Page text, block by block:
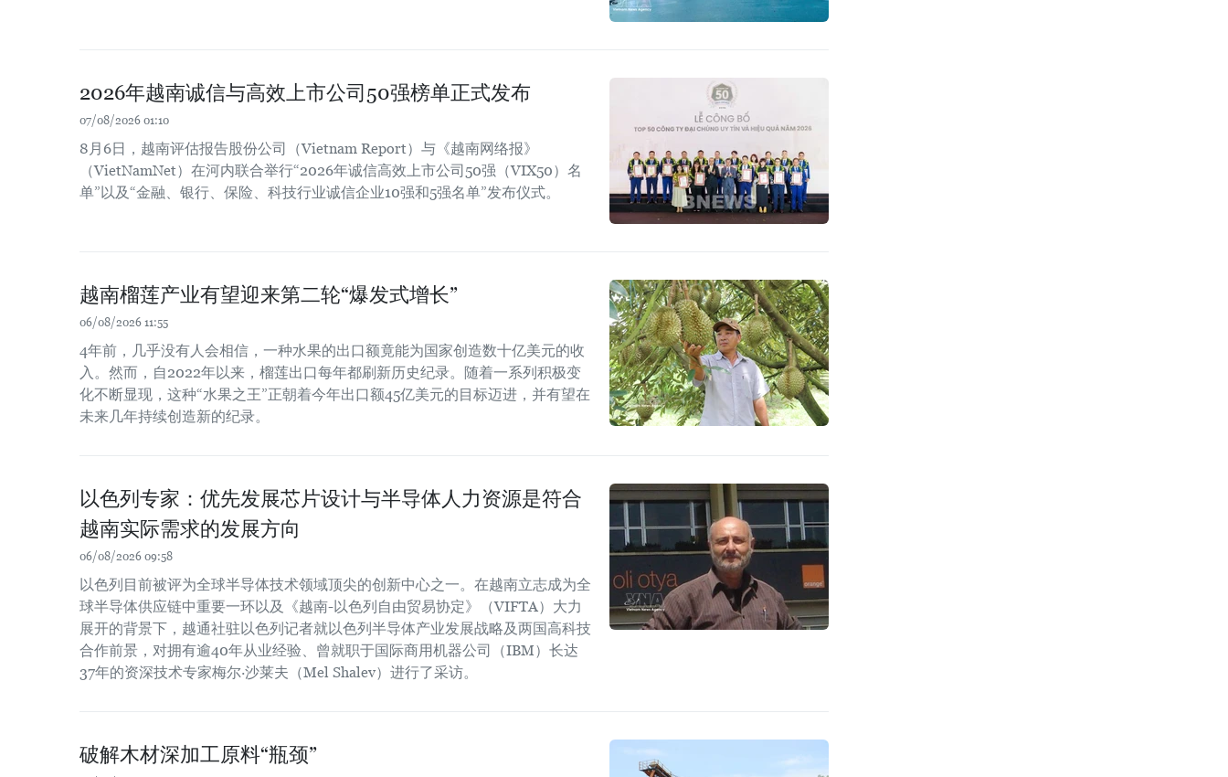
2026年越南诚信与高效上市公司50强榜单正式发布
07/08/2026 01:10
8月6日，越南评估报告股份公司（Vietnam Report）与《越南网络报》
（VietNamNet）在河内联合举行“2026年诚信高效上市公司50强（VIX50）名
单”以及“金融、银行、保险、科技行业诚信企业10强和5强名单”发布仪式。
越南榴莲产业有望迎来第二轮“爆发式增长”
06/08/2026 11:55
4年前，几乎没有人会相信，一种水果的出口额竟能为国家创造数十亿美元的收
入。然而，自2022年以来，榴莲出口每年都刷新历史纪录。随着一系列积极变
化不断显现，这种“水果之王”正朝着今年出口额45亿美元的目标迈进，并有望在
未来几年持续创造新的纪录。
以色列专家：优先发展芯片设计与半导体人力资源是符合
越南实际需求的发展方向
06/08/2026 09:58
以色列目前被评为全球半导体技术领域顶尖的创新中心之一。在越南立志成为全
球半导体供应链中重要一环以及《越南-以色列自由贸易协定》（VIFTA）大力
展开的背景下，越通社驻以色列记者就以色列半导体产业发展战略及两国高科技
合作前景，对拥有逾40年从业经验、曾就职于国际商用机器公司（IBM）长达
37年的资深技术专家梅尔·沙莱夫（Mel Shalev）进行了采访。
破解木材深加工原料“瓶颈”